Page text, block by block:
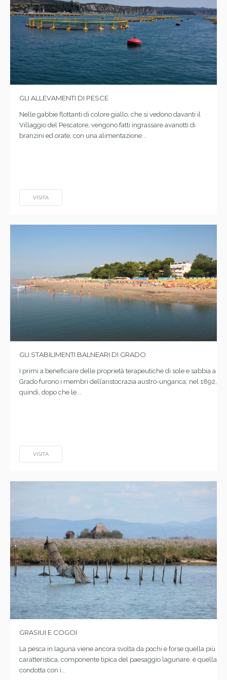
GLI ALLEVAMENTI DI PESCE
Nelle gabbie flottanti di colore giallo, che si vedono davanti il
Villaggio del Pescatore, vengono fatti ingrassare avanotti di
branzini ed orate, con una alimentazione...
VISITA
GLI STABILIMENTI BALNEARI DI GRADO
I primi a beneficiare delle proprietà terapeutiche di sole e sabbia a
Grado furono i membri dell’aristocrazia austro-ungarica; nel 1892,
quindi, dopo che le...
VISITA
GRASIUI E COGOI
La pesca in laguna viene ancora svolta da pochi e forse quella più
caratteristica, componente tipica del paesaggio lagunare, è quella
condotta con i...